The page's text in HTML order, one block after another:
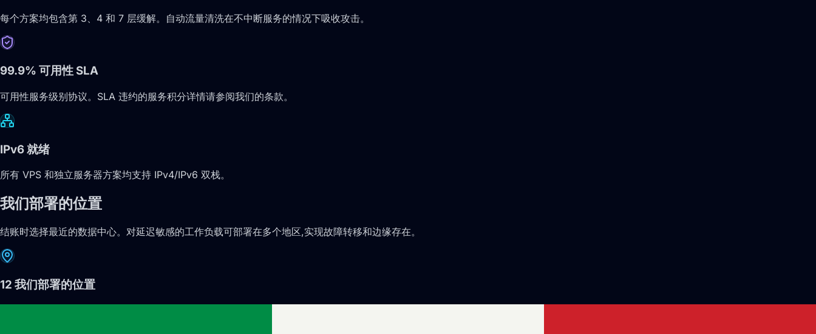
每个方案均包含第 3、4 和 7 层缓解。自动流量清洗在不中断服务的情况下吸收攻击。
99.9% 可用性 SLA
可用性服务级别协议。SLA 违约的服务积分详情请参阅我们的条款。
IPv6 就绪
所有 VPS 和独立服务器方案均支持 IPv4/IPv6 双栈。
我们部署的位置
结账时选择最近的数据中心。对延迟敏感的工作负载可部署在多个地区,实现故障转移和边缘存在。
12 我们部署的位置